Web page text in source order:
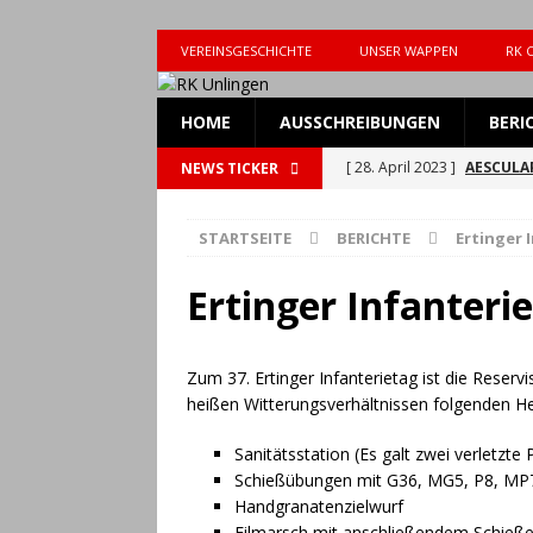
VEREINSGESCHICHTE UNSER WAPPEN RK
HOME AUSSCHREIBUNGEN
NEWS TICKER [ 28. April 2023 ]
[ 7. März 2023 ]
Einladung
[ 13. Oktober 2021 ]
RK
[ 15. Juni 2026 ]
RK
ALLGEMEIN
[ 9. Juni 2026 ] UTE für
[ 22. März 2026 ]
STARTSEITE BERICHTE Ertinger
Ertinger
Zum 37. Ertinger Infanterietag ist die
heißen Witterungsverhältnissen folgenden
Sanitätsstation (Es galt zwei verletzte
Schießübungen mit G36, MG5, P8,
Handgranatenzielwurf